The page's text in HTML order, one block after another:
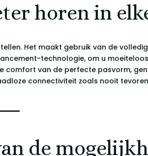
horen in
Het maakt gebruik van de
technologie, om u
comfort van de perfecte pasvorm,
connectiviteit zoals nooit
de